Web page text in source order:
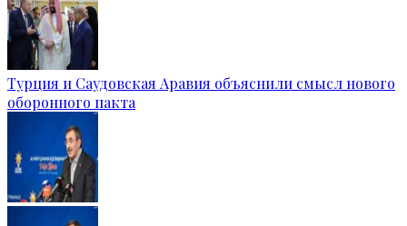
Турция и Саудовская Аравия объяснили смысл нового
оборонного пакта